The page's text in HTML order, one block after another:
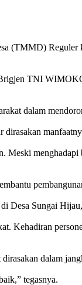
(TMMD)
TNI
dalam
menghadapi
Sungai
Kehadiran
dalam
tegasnya.